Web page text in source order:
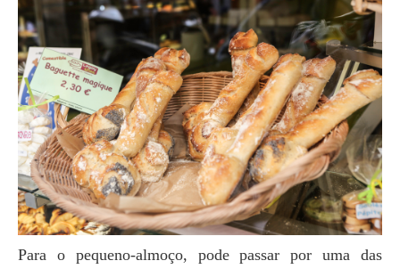
Para o pequeno-almoço, pode passar por uma das